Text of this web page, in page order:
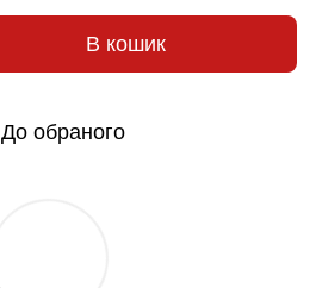
В кошик
До обраного